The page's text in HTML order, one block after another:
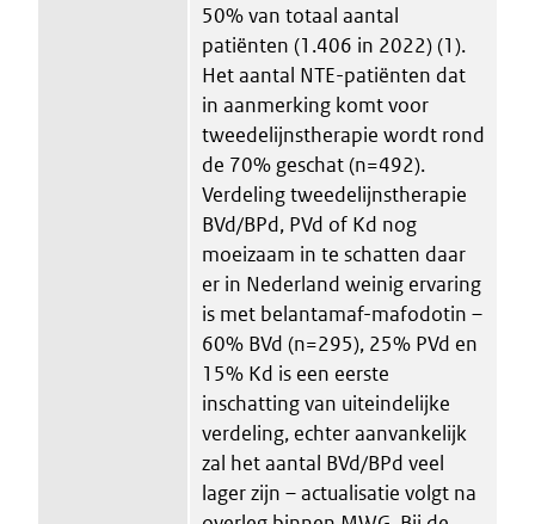
50% van totaal aantal
patiënten (1.406 in 2022) (1).
Het aantal NTE-patiënten dat
in aanmerking komt voor
tweedelijnstherapie wordt rond
de 70% geschat (n=492).
Verdeling tweedelijnstherapie
BVd/BPd, PVd of Kd nog
moeizaam in te schatten daar
er in Nederland weinig ervaring
is met belantamaf-mafodotin –
60% BVd (n=295), 25% PVd en
15% Kd is een eerste
inschatting van uiteindelijke
verdeling, echter aanvankelijk
zal het aantal BVd/BPd veel
lager zijn – actualisatie volgt na